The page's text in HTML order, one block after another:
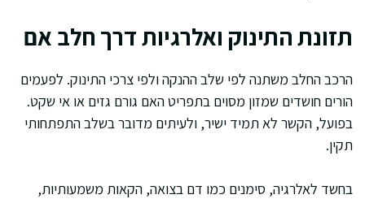
תזונת התינוק ואלרגיות דרך חלב אם
הרכב החלב משתנה לפי שלב ההנקה ולפי צרכי התינוק. לפעמים
הורים חושדים שמזון מסוים בתפריט האם גורם גזים או אי שקט.
בפועל, הקשר לא תמיד ישיר, ולעיתים מדובר בשלב התפתחותי
תקין.
בחשד לאלרגיה, סימנים כמו דם בצואה, הקאות משמעותיות,